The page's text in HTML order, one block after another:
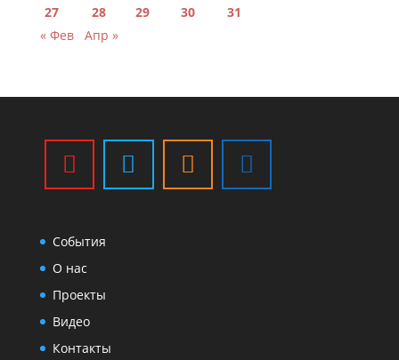
27
28 29 30
31
« Фев
Апр »
События
О нас
Проекты
Видео
Контакты